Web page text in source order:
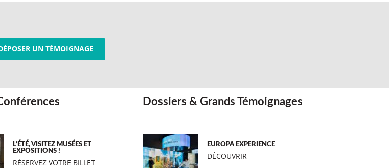
UN TÉMOIGNAGE
L’ÉTÉ, VISITEZ MUSÉES ET
EXPOSITIONS !
RÉSERVEZ VOTRE BILLET
Dossiers & Grands Témoignages
EUROPA EXPERIENCE
DÉCOUVRIR